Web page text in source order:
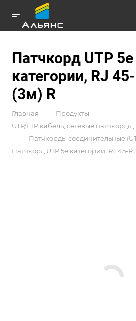
Патчкорд UTP 5e
категории, RJ
(3м) R
Главная — Продукты —
UTP/FTP кабель, сетевые
— Патчкорды соединительные
Патчкорд UTP 5e категории, RJ 45-